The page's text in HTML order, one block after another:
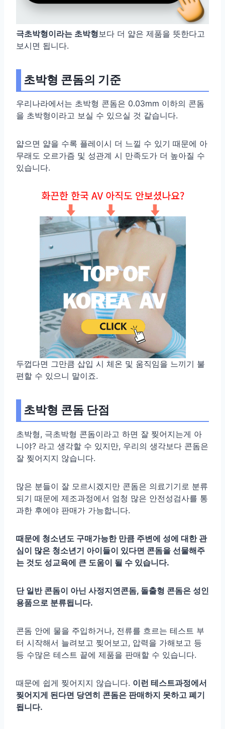
극초박형이라는 초박형보다 더 얇은 제품을 뜻한다고
보시면 됩니다.
초박형 콘돔의 기준
우리나라에서는 초박형 콘돔은 0.03mm 이하의 콘돔
을 초박형이라고 보실 수 있으실 것 같습니다.
얇으면 얇을 수록 플레이시 더 느낄 수 있기 때문에 아
무래도 오르가즘 및 성관계 시 만족도가 더 높아질 수
있습니다.
두껍다면 그만큼 삽입 시 체온 및 움직임을 느끼기 불
편할 수 있으니 말이죠.
초박형 콘돔 단점
초박형, 극초박형 콘돔이라고 하면 잘 찢어지는게 아
니야? 라고 생각할 수 있지만, 우리의 생각보다 콘돔은
잘 찢어지지 않습니다.
많은 분들이 잘 모르시겠지만 콘돔은 의료기기로 분류
되기 때문에 제조과정에서 엄청 많은 안전성검사를 통
과한 후에야 판매가 가능합니다.
때문에 청소년도 구매가능한 만큼 주변에 성에 대한 관
심이 많은 청소년기 아이들이 있다면 콘돔을 선물해주
는 것도 성교육에 큰 도움이 될 수 있습니다.
단 일반 콘돔이 아닌 사정지연콘돔, 돌출형 콘돔은 성인
용품으로 분류됩니다.
콘돔 안에 물을 주입하거나, 전류를 흐르는 테스트 부
터 시작해서 늘려보고 찢어보고, 압력을 가해보고 등
등 수많은 테스트 끝에 제품을 판매할 수 있습니다.
때문에 쉽게 찢어지지 않습니다. 이런 테스트과정에서
찢어지게 된다면 당연히 콘돔은 판매하지 못하고 폐기
됩니다.